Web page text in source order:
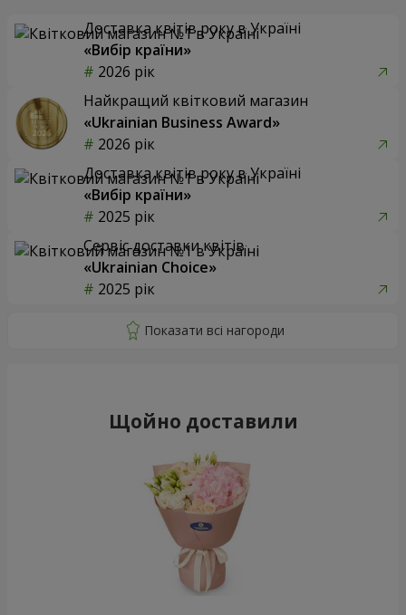
Доставка квітів року в Україні
«Вибір країни»
2026 рік
Найкращий квітковий магазин
«Ukrainian Business Award»
2026 рік
Доставка квітів року в Україні
«Вибір країни»
2025 рік
Сервіс доставки квітів
«Ukrainian Choice»
2025 рік
Щойно доставили